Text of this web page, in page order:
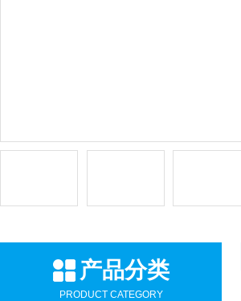
产品分类
PRODUCT CATEGORY